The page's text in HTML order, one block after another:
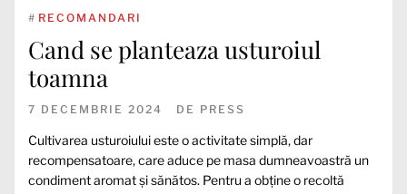
# RECOMANDARI
Cand se planteaza usturoiul
toamna
7 DECEMBRIE 2024 DE PRESS
Cultivarea usturoiului este o activitate simplă, dar
recompensatoare, care aduce pe masa dumneavoastră un
condiment aromat și sănătos. Pentru a obține o recoltă